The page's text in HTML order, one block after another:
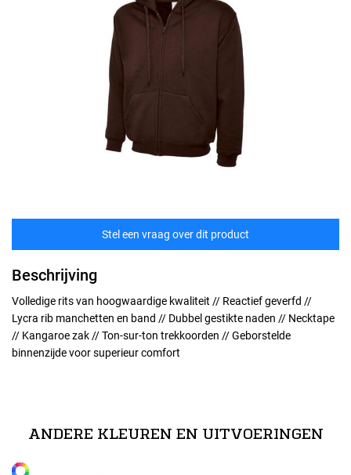
Stel een vraag over dit product
Beschrijving
Volledige rits van hoogwaardige kwaliteit // Reactief geverfd //
Lycra rib manchetten en band // Dubbel gestikte naden // Necktape
// Kangaroe zak // Ton-sur-ton trekkoorden // Geborstelde
binnenzijde voor superieur comfort
ANDERE KLEUREN EN UITVOERINGEN